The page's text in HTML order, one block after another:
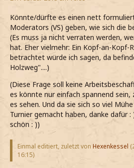
Könnte/dürfte es einen nett
Moderators (VS) geben, wie sich die
(Es muss ja nicht verraten werden,
hat. Eher vielmehr: Ein Kopf-an-Kopf-
betrachtet würde ich sagen, da
Holzweg"....)
(Diese Frage soll keine
es könnte nur einfach spannend sein,
es sehen. Und da sie sich so viel
Turnier gemacht haben, danke dafür :
schön : ))
Einmal editiert, zuletzt von Hexenkessel (
16:15)